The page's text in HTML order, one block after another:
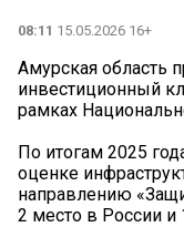
08:11 15.05.2026 16+
️Амурская область
инвестиционный
рамках
По итогам 2025
оценке
направлению
2 место в России